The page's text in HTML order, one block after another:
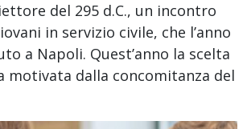
del 295 d.C., un incontro
in servizio civile, che l’anno
a Napoli. Quest’anno la scelta
motivata dalla concomitanza del